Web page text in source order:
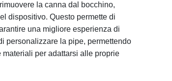
la canna dal bocchino,
dispositivo. Questo permette di
una migliore esperienza di
personalizzare la pipe, permettendo
per adattarsi alle proprie